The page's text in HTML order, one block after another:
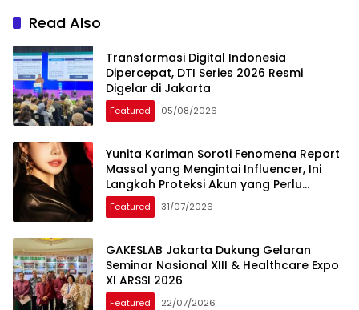
Read Also
Transformasi Digital Indonesia
Dipercepat, DTI Series 2026 Resmi
Digelar di Jakarta
Featured 05/08/2026
Yunita Kariman Soroti Fenomena Report
Massal yang Mengintai Influencer, Ini
Langkah Proteksi Akun yang Perlu
Diketahui
Featured 31/07/2026
GAKESLAB Jakarta Dukung Gelaran
Seminar Nasional XIII & Healthcare Expo
XI ARSSI 2026
Featured 22/07/2026